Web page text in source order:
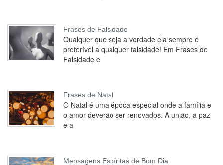
Frases de Falsidade
Qualquer que seja a verdade ela sempre é
preferível a qualquer falsidade! Em Frases de
Falsidade e
Frases de Natal
O Natal é uma época especial onde a família e
o amor deverão ser renovados. A união, a paz
e a
Mensagens Espíritas de Bom Dia